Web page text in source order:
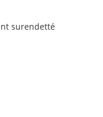
surendetté